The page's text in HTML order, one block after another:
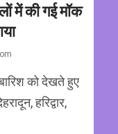
में की गई मॉक
को देखते हुए
हरिद्वार,